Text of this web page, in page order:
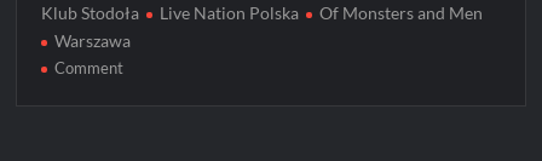
Klub Stodoła Live Nation Polska
Of Monsters and Men
Warszawa
Commenton